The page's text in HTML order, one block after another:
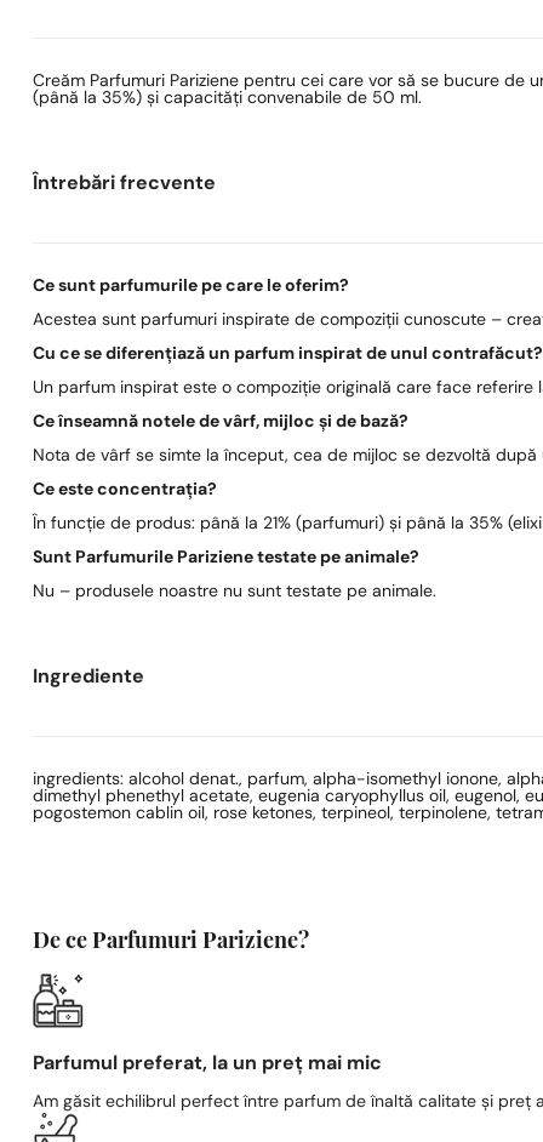
Creăm Parfumuri Pariziene pentru cei care vor să se bucure
(până la 35%) și capacități convenabile de 50 ml.
Întrebări frecvente
Ce sunt parfumurile pe care le oferim?
Acestea sunt parfumuri inspirate de compoziții cunoscute –
Cu ce se diferențiază un parfum inspirat de unul contrafăcut?
Un parfum inspirat este o compoziție originală care face
Ce înseamnă notele de vârf, mijloc și de bază?
Nota de vârf se simte la început, cea de mijloc se dezvoltă
Ce este concentrația?
În funcție de produs: până la 21% (parfumuri) și până la 35%
Sunt Parfumurile Pariziene testate pe animale?
Nu – produsele noastre nu sunt testate pe animale.
Ingrediente
ingredients: alcohol denat., parfum, alpha-isomethyl ionone,
dimethyl phenethyl acetate, eugenia caryophyllus oil, eugenol,
pogostemon cablin oil, rose ketones, terpineol, terpinolene,
De ce Parfumuri Pariziene?
Parfumul preferat, la un preț mai mic
Am găsit echilibrul perfect între parfum de înaltă calitate și preț